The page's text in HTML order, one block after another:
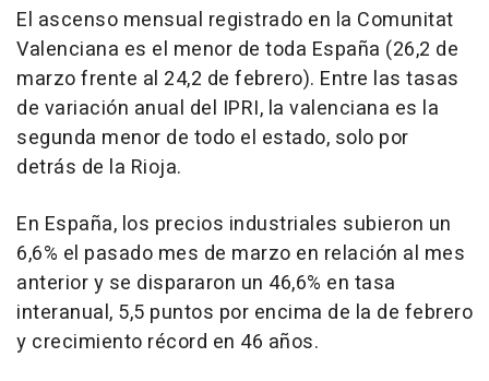
El ascenso mensual registrado en la Comunitat
Valenciana es el menor de toda España (26,2 de
marzo frente al 24,2 de febrero). Entre las tasas
de variación anual del IPRI, la valenciana es la
segunda menor de todo el estado, solo por
detrás de la Rioja.
En España, los precios industriales subieron un
6,6% el pasado mes de marzo en relación al mes
anterior y se dispararon un 46,6% en tasa
interanual, 5,5 puntos por encima de la de febrero
y crecimiento récord en 46 años.